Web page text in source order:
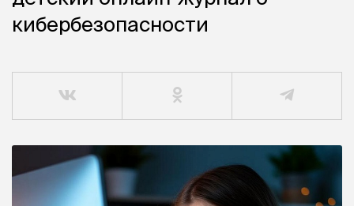
кибербезопасности